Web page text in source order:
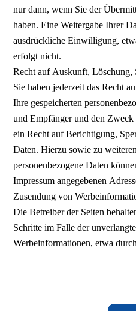
nur dann, wenn Sie der
haben. Eine Weitergabe Ihrer
ausdrückliche Einwilligung,
erfolgt nicht.
Recht auf Auskunft, Löschung,
Sie haben jederzeit das Recht
Ihre gespeicherten
und Empfänger und den
ein Recht auf Berichtigung,
Daten. Hierzu sowie zu
personenbezogene Daten
Impressum angegebenen
Zusendung von
Die Betreiber der Seiten
Schritte im Falle der
Werbeinformationen, etwa